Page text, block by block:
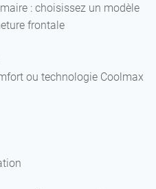
: choisissez un modèle
frontale
ou technologie Coolmax